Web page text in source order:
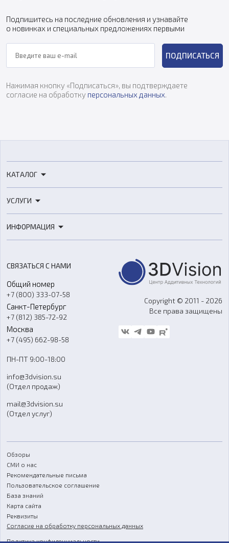
Подпишитесь на последние обновления и узнавайте
о новинках и специальных предложениях первыми
ПОДПИСАТЬСЯ
Нажимая кнопку «Подписаться», вы подтверждаете
согласие на обработку персональных данных.
КАТАЛОГ
3D-сканеры
Расходные материалы
Оборудование и материалы для вакуумного литья
Аксессуары и прочее оборудование
Программное обеспечение
УСЛУГИ
3D-моделирование
Ремонт и услуги
ИНФОРМАЦИЯ
О компании
Контакты
Гос. закупки
Стать дилером
Блог
FAQ
СВЯЗАТЬСЯ С НАМИ
Общий номер
+7 (800) 333-07-58
Санкт-Петербург
+7 (812) 385-72-92
Москва
+7 (495) 662-98-58
ПН-ПТ 9:00-18:00
info@3dvision.su
(Отдел продаж)
mail@3dvision.su
(Отдел услуг)
Copyright © 2011 - 2026
Все права защищены
Обзоры
СМИ о нас
Рекомендательные письма
Пользовательское соглашение
База знаний
Карта сайта
Реквизиты
Согласие на обработку персональных данных
Политика конфиденциальности